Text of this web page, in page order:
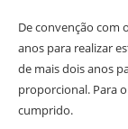
De convenção com
anos para realizar
de mais dois anos
proporcional. Para
cumprido.